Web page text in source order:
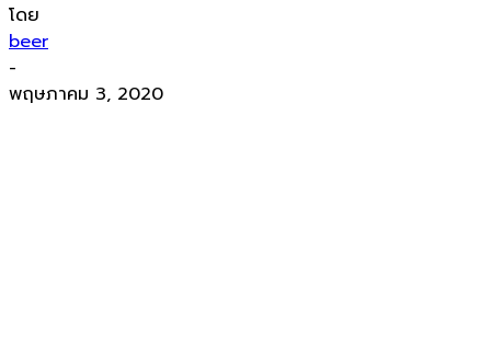
โดย
beer
-
พฤษภาคม 3, 2020